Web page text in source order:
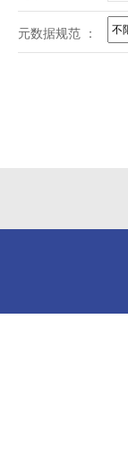
元数据规范 ：